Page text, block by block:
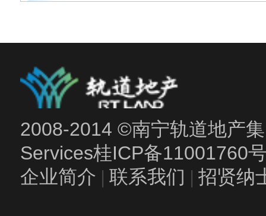
2008-2014 ©南宁轨道地产
Services桂ICP备11001760
企业简介 | 联系我们 | 招贤纳